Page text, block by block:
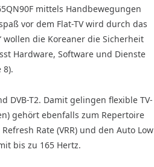
mittels Handbewegungen
vor dem Flat-TV wird durch das
die Koreaner die Sicherheit
Hardware, Software und Dienste
8).
DVB-T2. Damit gelingen flexible TV-
gehört ebenfalls zum Repertoire
Rate (VRR) und den Auto Low
bis zu 165 Hertz.